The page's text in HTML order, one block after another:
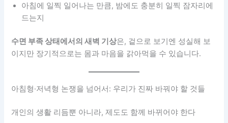
아침에 일찍 일어나는 만큼, 밤에도 충분히 일찍 잠자리에
드는지
수면 부족 상태에서의 새벽 기상은, 겉으로 보기엔 성실해 보
이지만 장기적으로는 몸과 마음을 갉아먹을 수 있습니다.
아침형·저녁형 논쟁을 넘어서: 우리가 진짜 바꿔야 할 것들
개인의 생활 리듬뿐 아니라, 제도도 함께 바뀌어야 한다